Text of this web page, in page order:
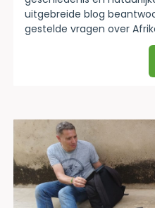
uitgebreide blog
gestelde vragen over